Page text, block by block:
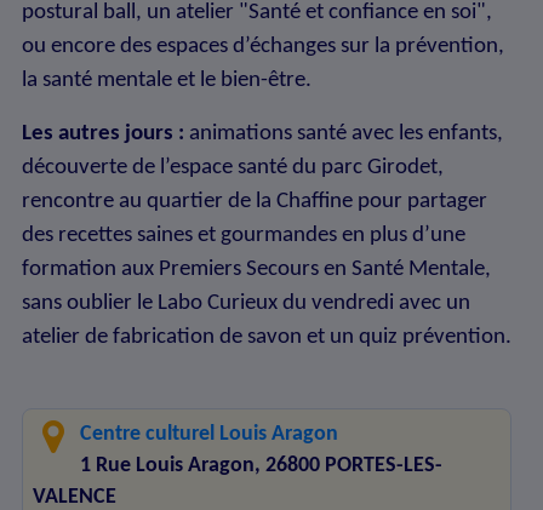
postural ball, un atelier "Santé et confiance en soi",
ou encore des espaces d’échanges sur la prévention,
la santé mentale et le bien-être.
Les autres jours : animations santé avec les enfants,
découverte de l’espace santé du parc Girodet,
rencontre au quartier de la Chaffine pour partager
des recettes saines et gourmandes en plus d’une
formation aux Premiers Secours en Santé Mentale,
sans oublier le Labo Curieux du vendredi avec un
atelier de fabrication de savon et un quiz prévention.
Centre culturel Louis Aragon
1 Rue Louis Aragon, 26800 PORTES-LES-
VALENCE